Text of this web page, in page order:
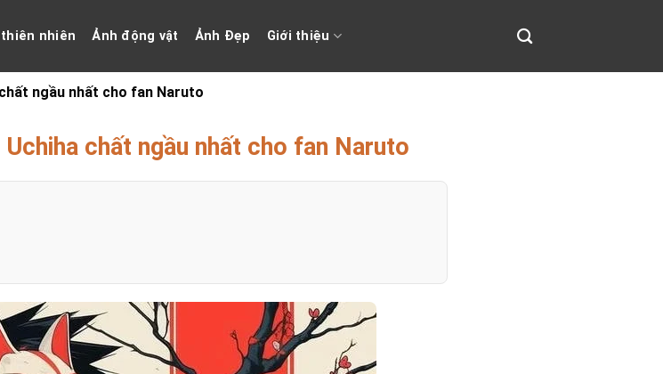
nhiên Ảnh động vật Ảnh Đẹp Giới thiệu
ngầu nhất cho fan Naruto
chất ngầu nhất cho fan Naruto